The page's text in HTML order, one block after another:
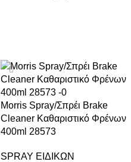
Morris Spray/Σπρέι Brake
Cleaner Καθαριστικό Φρένων
400ml 28573
SPRAY ΕΙΔΙΚΩΝ